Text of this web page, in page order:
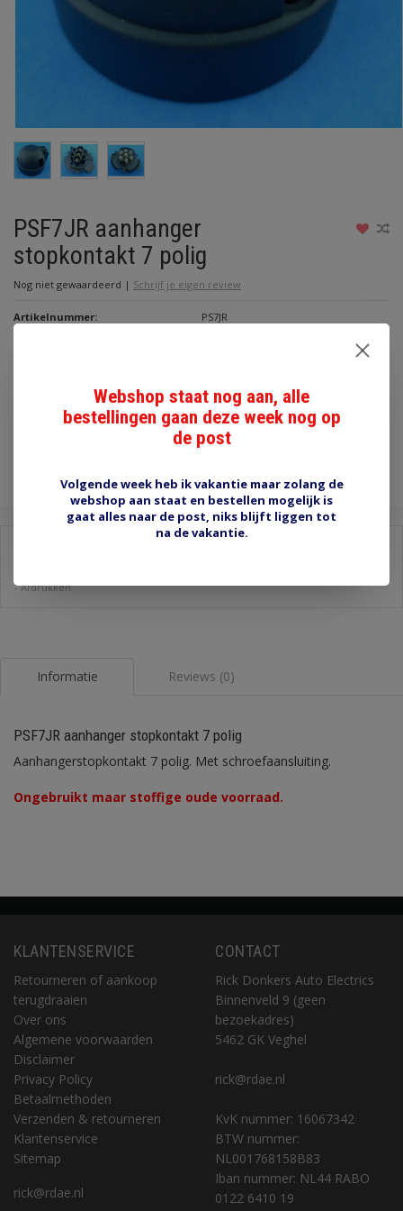
PSF7JR aanhanger
stopkontakt 7 polig
Nog niet gewaardeerd | Schrijf je eigen review
Artikelnummer:
PS7JR
Beschikbaarheid:
Toevoegen aan winkelwagen
-Afdrukken
Informatie Reviews (0)
PSF7JR aanhanger stopkontakt 7 polig
Aanhangerstopkontakt 7 polig. Met schroefaansluiting.
Ongebruikt maar stoffige oude voorraad.
KLANTENSERVICE
Retourneren of aankoop
terugdraaien
Over ons
Algemene voorwaarden
Disclaimer
Privacy Policy
Betaalmethoden
Verzenden & retourneren
Klantenservice
Sitemap
rick@rdae.nl
CONTACT
Rick Donkers Auto Electrics
Binnenveld 9 (geen
bezoekadres)
5462 GK Veghel
rick@rdae.nl
KvK nummer: 16067342
BTW nummer:
NL001768158B83
Iban nummer: NL44 RABO
0122 6410 19
Webshop staat nog aan, alle
bestellingen gaan deze week nog op
de post
Volgende week heb ik vakantie maar zolang de
webshop aan staat en bestellen mogelijk is
gaat alles naar de post, niks blijft liggen tot
na de vakantie.